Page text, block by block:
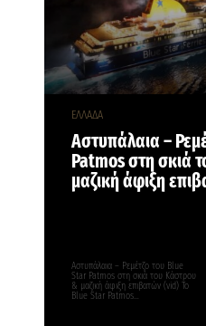
ΕΛΛΑΔΑ
Αστυπάλαια –
Patmos στη σκιά
μαζική άφιξη
Αστυπάλαια – Ρεμέτζο του Blue
Star Patmos στη σκιά του Κάστρου
& μαζική άφιξη επιβατών (vid) Το
Blue Star Patmos…